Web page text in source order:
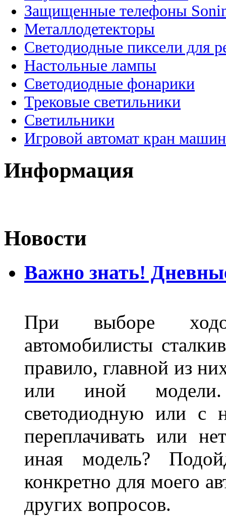
Защищенные телефоны
Металлодетекторы
Светодиодные пиксели для
Настольные лампы
Светодиодные фонарики
Трековые светильники
Светильники
Игровой автомат кран
Информация
Новости
Важно знать!
При выборе
автомобилисты
правило, главной из
или иной
светодиодную или с
переплачивать или
иная модель?
конкретно для моего
других вопросов.